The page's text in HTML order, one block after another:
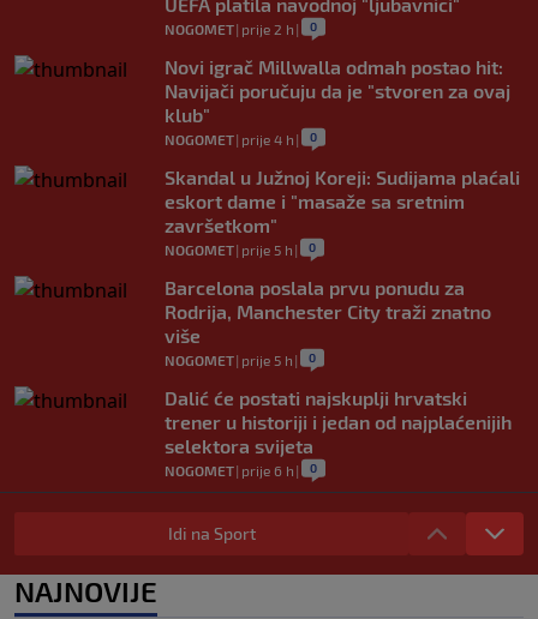
NOGOMET| prije 2 h | 0
Novi igrač Millwalla odmah postao hit:
Navijači poručuju da je "stvoren za ovaj
klub"
NOGOMET| prije 4 h | 0
Skandal u Južnoj Koreji: Sudijama plaćali
eskort dame i "masaže sa sretnim
završetkom"
NOGOMET| prije 5 h | 0
Barcelona poslala prvu ponudu za
Rodrija, Manchester City traži znatno
više
NOGOMET| prije 5 h | 0
Dalić će postati najskuplji hrvatski
trener u historiji i jedan od najplaćenijih
selektora svijeta
NOGOMET| prije 6 h | 0
Otkriveno ko je bio Georginina prva
ljubav: Njihova priča ponovo postala
NOGOMET|7. aug.| 0
Idi na Sport
NAJNOVIJE